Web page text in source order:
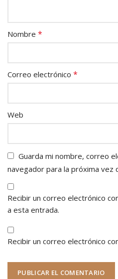
Nombre *
Correo electrónico *
Web
Guarda mi nombre, correo
navegador para la próxima vez
Recibir un correo electrónico
a esta entrada.
Recibir un correo electrónico